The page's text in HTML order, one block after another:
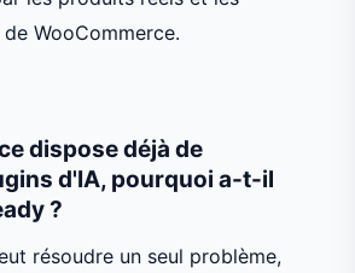
WooCommerce.
dispose déjà de
d'IA, pourquoi a-t-il
?
résoudre un seul problème,